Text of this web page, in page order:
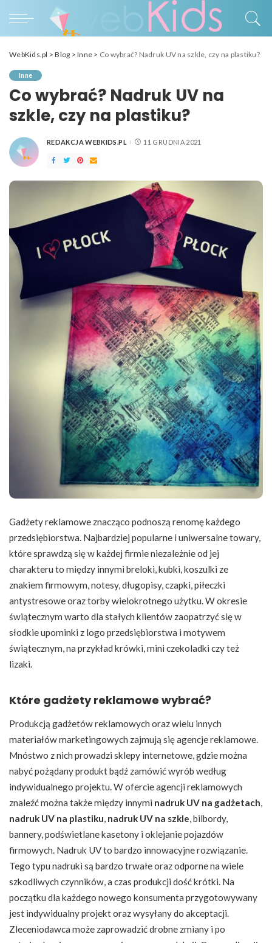
WebKids.pl >Blog >Inne > Co wybrać? Nadruk UV na szkle, czy na plastiku?
Inne
Co wybrać? Nadruk UV na
szkle, czy na plastiku?
POSTED
REDAKCJA WEBKIDS.PL 11 GRUDNIA 2021
Gadżety reklamowe znacząco podnoszą renomę każdego
przedsiębiorstwa. Najbardziej popularne i uniwersalne towary,
które sprawdzą się w każdej firmie niezależnie od jej
charakteru to między innymi breloki, kubki, koszulki ze
znakiem firmowym, notesy, długopisy, czapki, piłeczki
antystresowe oraz torby wielokrotnego użytku. W okresie
świątecznym warto dla stałych klientów zaopatrzyć się w
słodkie upominki z logo przedsiębiorstwa i motywem
świątecznym, na przykład krówki, mini czekoladki czy też
lizaki.
Które gadżety reklamowe wybrać?
Produkcją gadżetów reklamowych oraz wielu innych
materiałów marketingowych zajmują się agencje reklamowe.
Mnóstwo z nich prowadzi sklepy internetowe, gdzie można
nabyć pożądany produkt bądź zamówić wyrób według
indywidualnego projektu. W ofercie agencji reklamowych
znaleźć można także między innymi nadruk UV na gadżetach,
nadruk UV na plastiku, nadruk UV na szkle, bilbordy,
bannery, podświetlane kasetony i oklejanie pojazdów
firmowych. Nadruk UV to bardzo innowacyjne rozwiązanie.
Tego typu nadruki są bardzo trwałe oraz odporne na wiele
szkodliwych czynników, a czas produkcji dość krótki. Na
początku dla każdego nowego konsumenta przygotowywany
jest indywidualny projekt oraz wysyłany do akceptacji.
Zleceniodawca może zaprowadzić drobne zmiany i po